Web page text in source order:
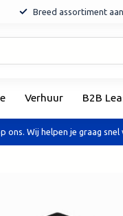
Breed assortiment
Verhuur B2B
ons. Wij helpen je graag snel